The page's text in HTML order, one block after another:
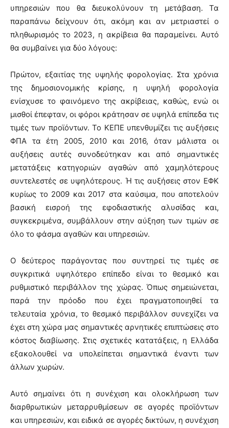
υπηρεσιών που θα διευκολύνουν τη μετάβαση. Τα
παραπάνω δείχνουν ότι, ακόμη και αν μετριαστεί ο
πληθωρισμός το 2023, η ακρίβεια θα παραμείνει. Αυτό
θα συμβαίνει για δύο λόγους:
Πρώτον, εξαιτίας της υψηλής φορολογίας. Στα χρόνια
της δημοσιονομικής κρίσης, η υψηλή φορολογία
ενίσχυσε το φαινόμενο της ακρίβειας, καθώς, ενώ οι
μισθοί έπεφταν, οι φόροι κράτησαν σε υψηλά επίπεδα τις
τιμές των προϊόντων. Το ΚΕΠΕ υπενθυμίζει τις αυξήσεις
ΦΠΑ τα έτη 2005, 2010 και 2016, όταν μάλιστα οι
αυξήσεις αυτές συνοδεύτηκαν και από σημαντικές
μετατάξεις κατηγοριών αγαθών από χαμηλότερους
συντελεστές σε υψηλότερους. Ή τις αυξήσεις στον ΕΦΚ
κυρίως το 2009 και 2017 στα καύσιμα, που αποτελούν
βασική εισροή της εφοδιαστικής αλυσίδας και,
συγκεκριμένα, συμβάλλουν στην αύξηση των τιμών σε
όλο το φάσμα αγαθών και υπηρεσιών.
Ο δεύτερος παράγοντας που συντηρεί τις τιμές σε
συγκριτικά υψηλότερο επίπεδο είναι το θεσμικό και
ρυθμιστικό περιβάλλον της χώρας. Όπως σημειώνεται,
παρά την πρόοδο που έχει πραγματοποιηθεί τα
τελευταία χρόνια, το θεσμικό περιβάλλον συνεχίζει να
έχει στη χώρα μας σημαντικές αρνητικές επιπτώσεις στο
κόστος διαβίωσης. Στις σχετικές κατατάξεις, η Ελλάδα
εξακολουθεί να υπολείπεται σημαντικά έναντι των
άλλων χωρών.
Αυτό σημαίνει ότι η συνέχιση και ολοκλήρωση των
διαρθρωτικών μεταρρυθμίσεων σε αγορές προϊόντων
και υπηρεσιών, και ειδικά σε αγορές δικτύων, η συνέχιση